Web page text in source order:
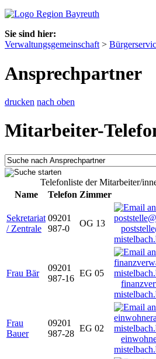
Sie sind hier:
Verwaltungsgemeinschaft >
Ansprechpartner
drucken nach oben
Mitarbeiter-
Telefonliste der Mitarbeiter/
Name
Telefon Zimmer
Sekretariat
/ Zentrale
09201
987-0
OG 13
Frau Bär
09201
987-16
EG 05
Frau
Bauer
09201
987-28
EG 02